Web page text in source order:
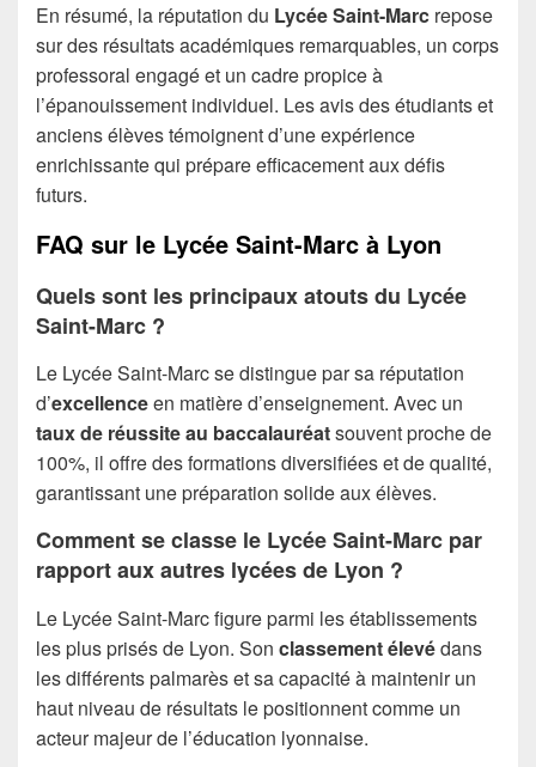
En résumé, la réputation du Lycée Saint-Marc repose
sur des résultats académiques remarquables, un corps
professoral engagé et un cadre propice à
l’épanouissement individuel. Les avis des étudiants et
anciens élèves témoignent d’une expérience
enrichissante qui prépare efficacement aux défis
futurs.
FAQ sur le Lycée Saint-Marc à Lyon
Quels sont les principaux atouts du Lycée
Saint-Marc ?
Le Lycée Saint-Marc se distingue par sa réputation
d’excellenceen matière d’enseignement. Avec un
taux de réussite au baccalauréatsouvent proche de
100%, il offre des formations diversifiées et de qualité,
garantissant une préparation solide aux élèves.
Comment se classe le Lycée Saint-Marc par
rapport aux autres lycées de Lyon ?
Le Lycée Saint-Marc figure parmi les établissements
les plus prisés de Lyon. Son classement élevédans
les différents palmarès et sa capacité à maintenir un
haut niveau de résultats le positionnent comme un
acteur majeur de l’éducation lyonnaise.